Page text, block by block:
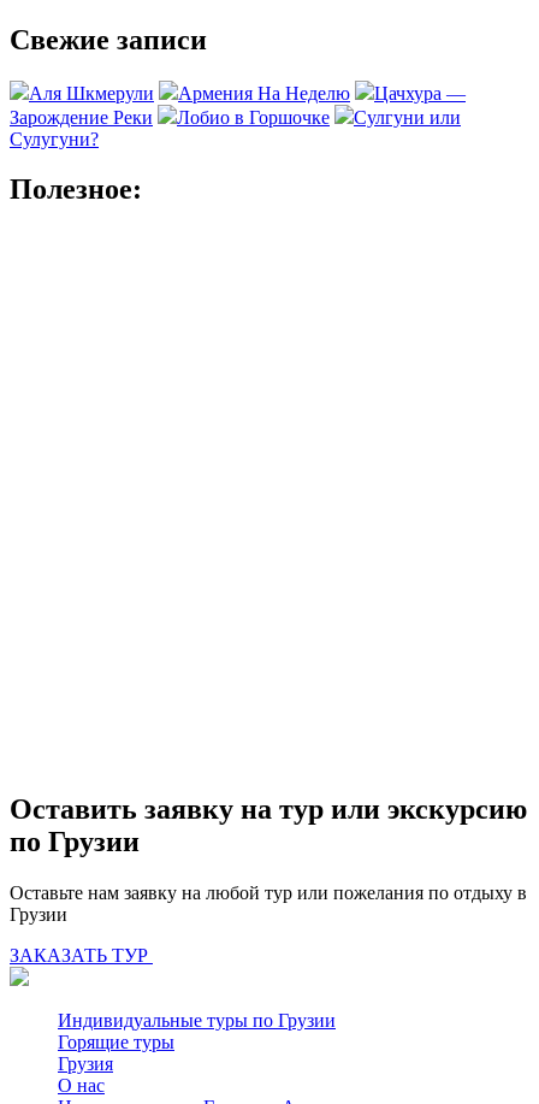
Свежие записи
Аля Шкмерули Армения На Неделю
Цачхура —
Зарождение Реки
Лобио в Горшочке
Сулгуни или
Сулугуни?
Полезное:
Оставить заявку на тур или экскурсию
по Грузии
Оставьте нам заявку на любой тур или пожелания по отдыху в
Грузии
ЗАКАЗАТЬ ТУР
Индивидуальные туры по Грузии
Горящие туры
Грузия
О нас